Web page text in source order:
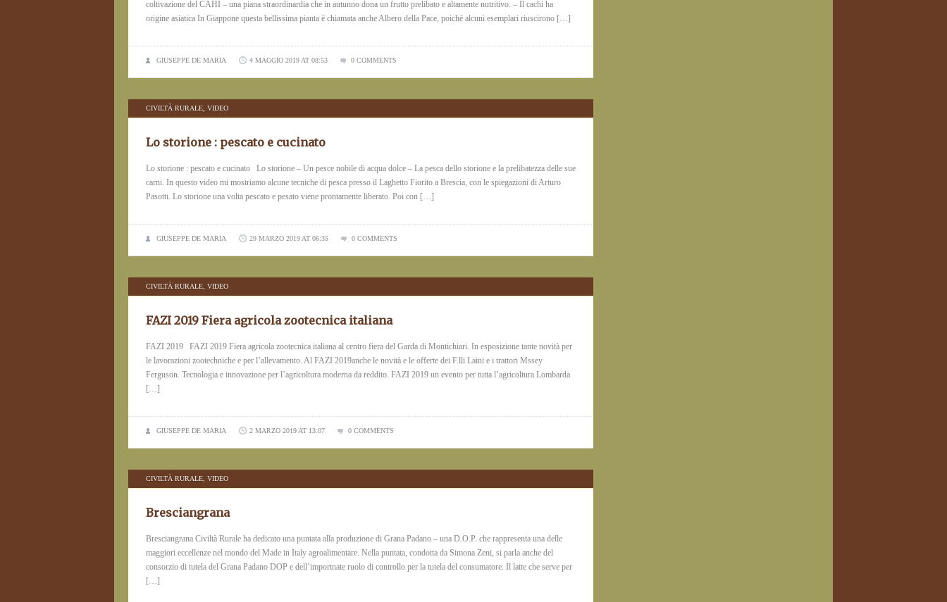
coltivazione del CAHI – una piana straordinardia che in autunno dona un frutto prelibato e altamente nutritivo. – Il cachi ha
origine asiatica In Giappone questa bellissima pianta è chiamata anche Albero della Pace, poiché alcuni esemplari riuscirono […]
GIUSEPPE DE MARIA 4 MAGGIO 2019 AT 08:53 0 COMMENTS
CIVILTÀ RURALE VIDEO
Lo storione : pescato e cucinato
Lo storione : pescato e cucinato Lo storione – Un pesce nobile di acqua dolce – La pesca dello storione e la prelibatezza delle sue
carni. In questo video mi mostriamo alcune tecniche di pesca presso il Laghetto Fiorito a Brescia, con le spiegazioni di Arturo
Pasotti. Lo storione una volta pescato e pesato viene prontamente liberato. Poi con […]
GIUSEPPE DE MARIA 29 MARZO 2019 AT 06:35 0 COMMENTS
CIVILTÀ RURALE VIDEO
FAZI 2019 Fiera agricola zootecnica italiana
FAZI 2019 FAZI 2019 Fiera agricola zootecnica italiana al centro fiera del Garda di Montichiari. In esposizione tante novità per
le lavorazioni zootechniche e per l’allevamento. Al FAZI 2019anche le novità e le offerte dei F.lli Laini e i trattori Mssey
Ferguson. Tecnologia e innovazione per l’agricoltura moderna da reddito. FAZI 2019 un evento per tutta l’agricoltura Lombarda
[…]
GIUSEPPE DE MARIA 2 MARZO 2019 AT 13:07 0 COMMENTS
CIVILTÀ RURALE VIDEO
Bresciangrana
Bresciangrana Civiltà Rurale ha dedicato una puntata alla produzione di Grana Padano – una D.O.P. che rappresenta una delle
maggiori eccellenze nel mondo del Made in Italy agroalimentare. Nella puntata, condotta da Simona Zeni, si parla anche del
consorzio di tutela del Grana Padano DOP e dell’importnate ruolo di controllo per la tutela del consumatore. Il latte che serve per
[…]